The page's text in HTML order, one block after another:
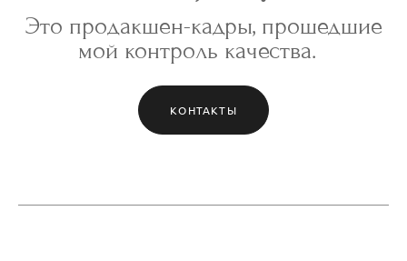
Это продакшен-кадры, прошедшие
мой контроль качества.
КОНТАКТЫ